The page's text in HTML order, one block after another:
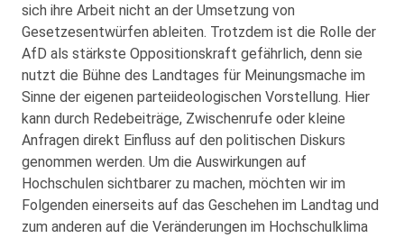
sich ihre Arbeit nicht an der Umsetzung von
Gesetzesentwürfen ableiten. Trotzdem ist die Rolle der
AfD als stärkste Oppositionskraft gefährlich, denn sie
nutzt die Bühne des Landtages für Meinungsmache im
Sinne der eigenen parteiideologischen Vorstellung. Hier
kann durch Redebeiträge, Zwischenrufe oder kleine
Anfragen direkt Einfluss auf den politischen Diskurs
genommen werden. Um die Auswirkungen auf
Hochschulen sichtbarer zu machen, möchten wir im
Folgenden einerseits auf das Geschehen im Landtag und
zum anderen auf die Veränderungen im Hochschulklima